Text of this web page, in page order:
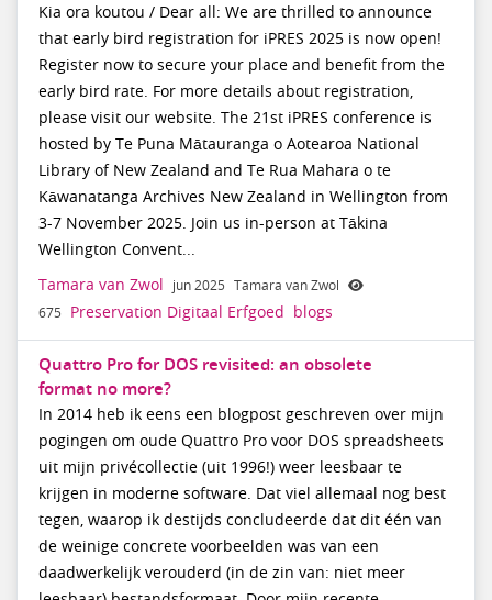
Kia ora koutou / Dear all: We are thrilled to announce
that early bird registration for iPRES 2025 is now open!
Register now to secure your place and benefit from the
early bird rate. For more details about registration,
please visit our website. The 21st iPRES conference is
hosted by Te Puna Mātauranga o Aotearoa National
Library of New Zealand and Te Rua Mahara o te
Kāwanatanga Archives New Zealand in Wellington from
3-7 November 2025. Join us in-person at Tākina
Wellington Convent...
Tamara van Zwol jun 2025 Tamara van Zwol
675 Preservation Digitaal Erfgoed blogs
Quattro Pro for DOS revisited: an obsolete
format no more?
In 2014 heb ik eens een blogpost geschreven over mijn
pogingen om oude Quattro Pro voor DOS spreadsheets
uit mijn privécollectie (uit 1996!) weer leesbaar te
krijgen in moderne software. Dat viel allemaal nog best
tegen, waarop ik destijds concludeerde dat dit één van
de weinige concrete voorbeelden was van een
daadwerkelijk verouderd (in de zin van: niet meer